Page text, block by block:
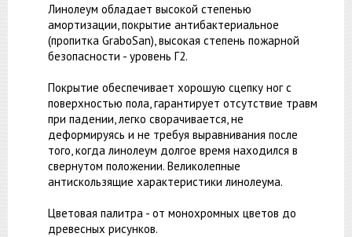
Линолеум обладает высокой степенью
амортизации, покрытие антибактериальное
(пропитка GraboSan), высокая степень пожарной
безопасности - уровень Г2.
Покрытие обеспечивает хорошую сцепку ног с
поверхностью пола, гарантирует отсутствие травм
при падении, легко сворачивается, не
деформируясь и не требуя выравнивания после
того, когда линолеум долгое время находился в
свернутом положении. Великолепные
антискользящие характеристики линолеума.
Цветовая палитра - от монохромных цветов до
древесных рисунков.